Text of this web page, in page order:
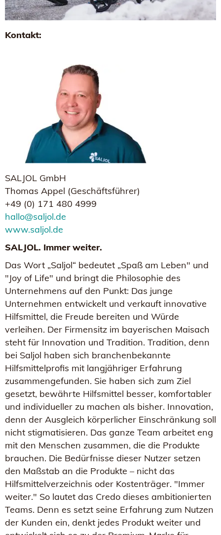
Kontakt:
SALJOL GmbH
Thomas Appel (Geschäftsführer)
+49 (0) 171 480 4999
hallo@saljol.de
www.saljol.de
SALJOL. Immer weiter.
Das Wort „Saljol“ bedeutet „Spaß am Leben" und
"Joy of Life" und bringt die Philosophie des
Unternehmens auf den Punkt: Das junge
Unternehmen entwickelt und verkauft innovative
Hilfsmittel, die Freude bereiten und Würde
verleihen. Der Firmensitz im bayerischen Maisach
steht für Innovation und Tradition. Tradition, denn
bei Saljol haben sich branchenbekannte
Hilfsmittelprofis mit langjähriger Erfahrung
zusammengefunden. Sie haben sich zum Ziel
gesetzt, bewährte Hilfsmittel besser, komfortabler
und individueller zu machen als bisher. Innovation,
denn der Ausgleich körperlicher Einschränkung soll
nicht stigmatisieren. Das ganze Team arbeitet eng
mit den Menschen zusammen, die die Produkte
brauchen. Die Bedürfnisse dieser Nutzer setzen
den Maßstab an die Produkte – nicht das
Hilfsmittelverzeichnis oder Kostenträger. "Immer
weiter." So lautet das Credo dieses ambitionierten
Teams. Denn es setzt seine Erfahrung zum Nutzen
der Kunden ein, denkt jedes Produkt weiter und